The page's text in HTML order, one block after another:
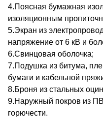
4.Поясная бумажная
изоляционным
5.Экран из
напряжение от 6 кВ и
6.Свинцовая оболочка;
7.Подушка из битума,
бумаги и кабельной
8.Броня из стальных
9.Наружный покров из
горючести.